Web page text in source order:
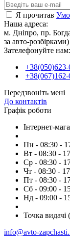
Я прочитав
Наша адреса:
м. Дніпро, пр.
за авто-розбірками)
Зателефонуйте нам:
Передзвоніть мені
До контактів
Графік роботи
Інтернет-
Пн - 08:30 -
Вт - 08:30 -
Ср - 08:30 -
Чт - 08:30 -
Пт - 08:30 -
Сб - 09:00 -
Нд - 09:00 -
Точка
info@avto-